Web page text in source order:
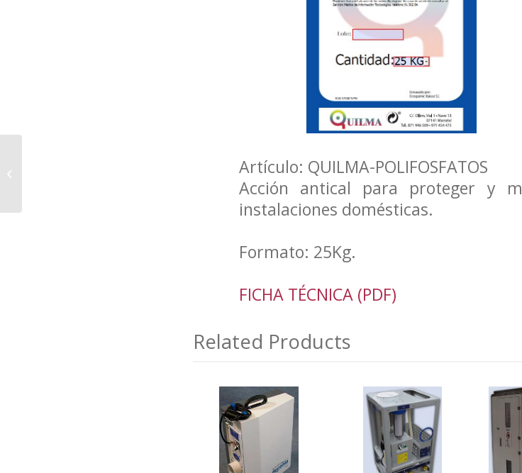
Artículo: QUILMA-POLIFOSFATOS
Acción antical para proteger y
instalaciones domésticas.
Formato: 25Kg.
FICHA TÉCNICA (PDF)
Related Products